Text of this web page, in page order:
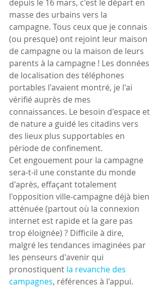
depuis le 16 mars, c'est le départ en
masse des urbains vers la
campagne. Tous ceux que je connais
(ou presque) ont rejoint leur maison
de campagne ou la maison de leurs
parents à la campagne ! Les données
de localisation des téléphones
portables l'avaient montré, je l'ai
vérifié auprès de mes
connaissances. Le besoin d'espace et
de nature a guidé les citadins vers
des lieux plus supportables en
période de confinement.
Cet engouement pour la campagne
sera-t-il une constante du monde
d'après, effaçant totalement
l'opposition ville-campagne déjà bien
atténuée (partout où la connexion
internet est rapide et la gare pas
trop éloignée) ? Difficile à dire,
malgré les tendances imaginées par
les penseurs d'avenir qui
pronostiquent la revanche des
campagnes, références à l'appui.